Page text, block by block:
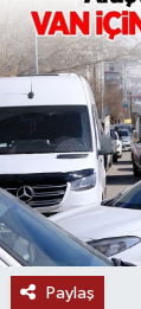
Paylaş